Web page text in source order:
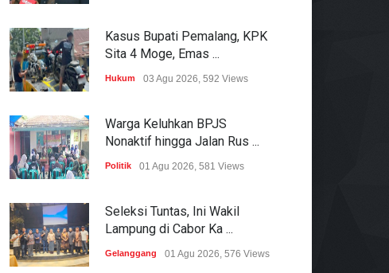
Kasus Bupati Pemalang, KPK
Sita 4 Moge, Emas ...
Hukum 03 Agu 2026, 592 Views
Warga Keluhkan BPJS
Nonaktif hingga Jalan Rus ...
Politik 01 Agu 2026, 581 Views
Seleksi Tuntas, Ini Wakil
Lampung di Cabor Ka ...
Gelanggang 01 Agu 2026, 576 Views